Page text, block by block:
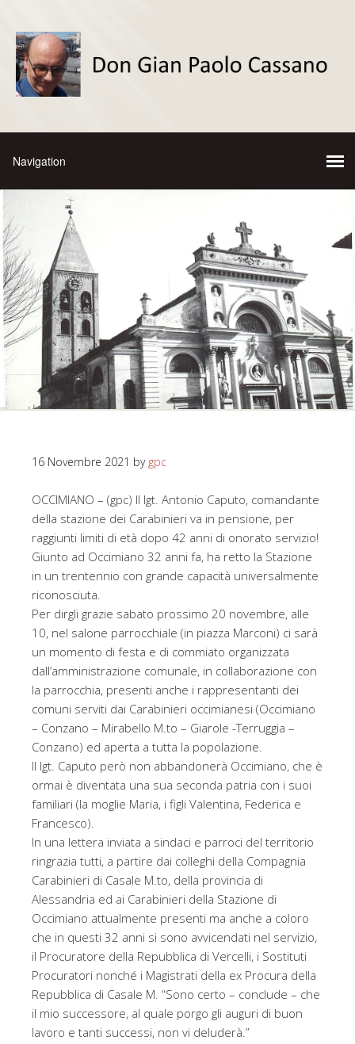
16 Novembre 2021 by gpc
OCCIMIANO – (gpc) Il lgt. Antonio Caputo, comandante
della stazione dei Carabinieri va in pensione, per
raggiunti limiti di età dopo 42 anni di onorato servizio!
Giunto ad Occimiano 32 anni fa, ha retto la Stazione
in un trentennio con grande capacità universalmente
riconosciuta.
Per dirgli grazie sabato prossimo 20 novembre, alle
10, nel salone parrocchiale (in piazza Marconi) ci sarà
un momento di festa e di commiato organizzata
dall’amministrazione comunale, in collaborazione con
la parrocchia, presenti anche i rappresentanti dei
comuni serviti dai Carabinieri occimianesi (Occimiano
– Conzano – Mirabello M.to – Giarole -Terruggia –
Conzano) ed aperta a tutta la popolazione.
Il lgt. Caputo però non abbandonerà Occimiano, che è
ormai è diventata una sua seconda patria con i suoi
familiari (la moglie Maria, i figli Valentina, Federica e
Francesco).
In una lettera inviata a sindaci e parroci del territorio
ringrazia tutti, a partire dai colleghi della Compagnia
Carabinieri di Casale M.to, della provincia di
Alessandria ed ai Carabinieri della Stazione di
Occimiano attualmente presenti ma anche a coloro
che in questi 32 anni si sono avvicendati nel servizio,
il Procuratore della Repubblica di Vercelli, i Sostituti
Procuratori nonché i Magistrati della ex Procura della
Repubblica di Casale M. “Sono certo – conclude – che
il mio successore, al quale porgo gli auguri di buon
lavoro e tanti successi, non vi deluderà.”